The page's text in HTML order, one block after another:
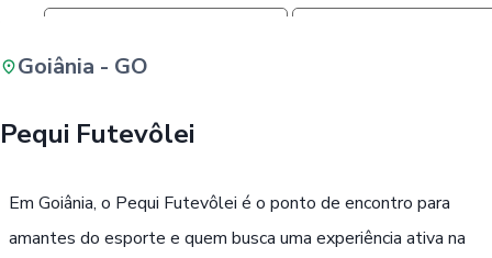
Goiânia - GO
Pequi Futevôlei
Em Goiânia, o Pequi Futevôlei é o ponto de encontro para
amantes do esporte e quem busca uma experiência ativa na